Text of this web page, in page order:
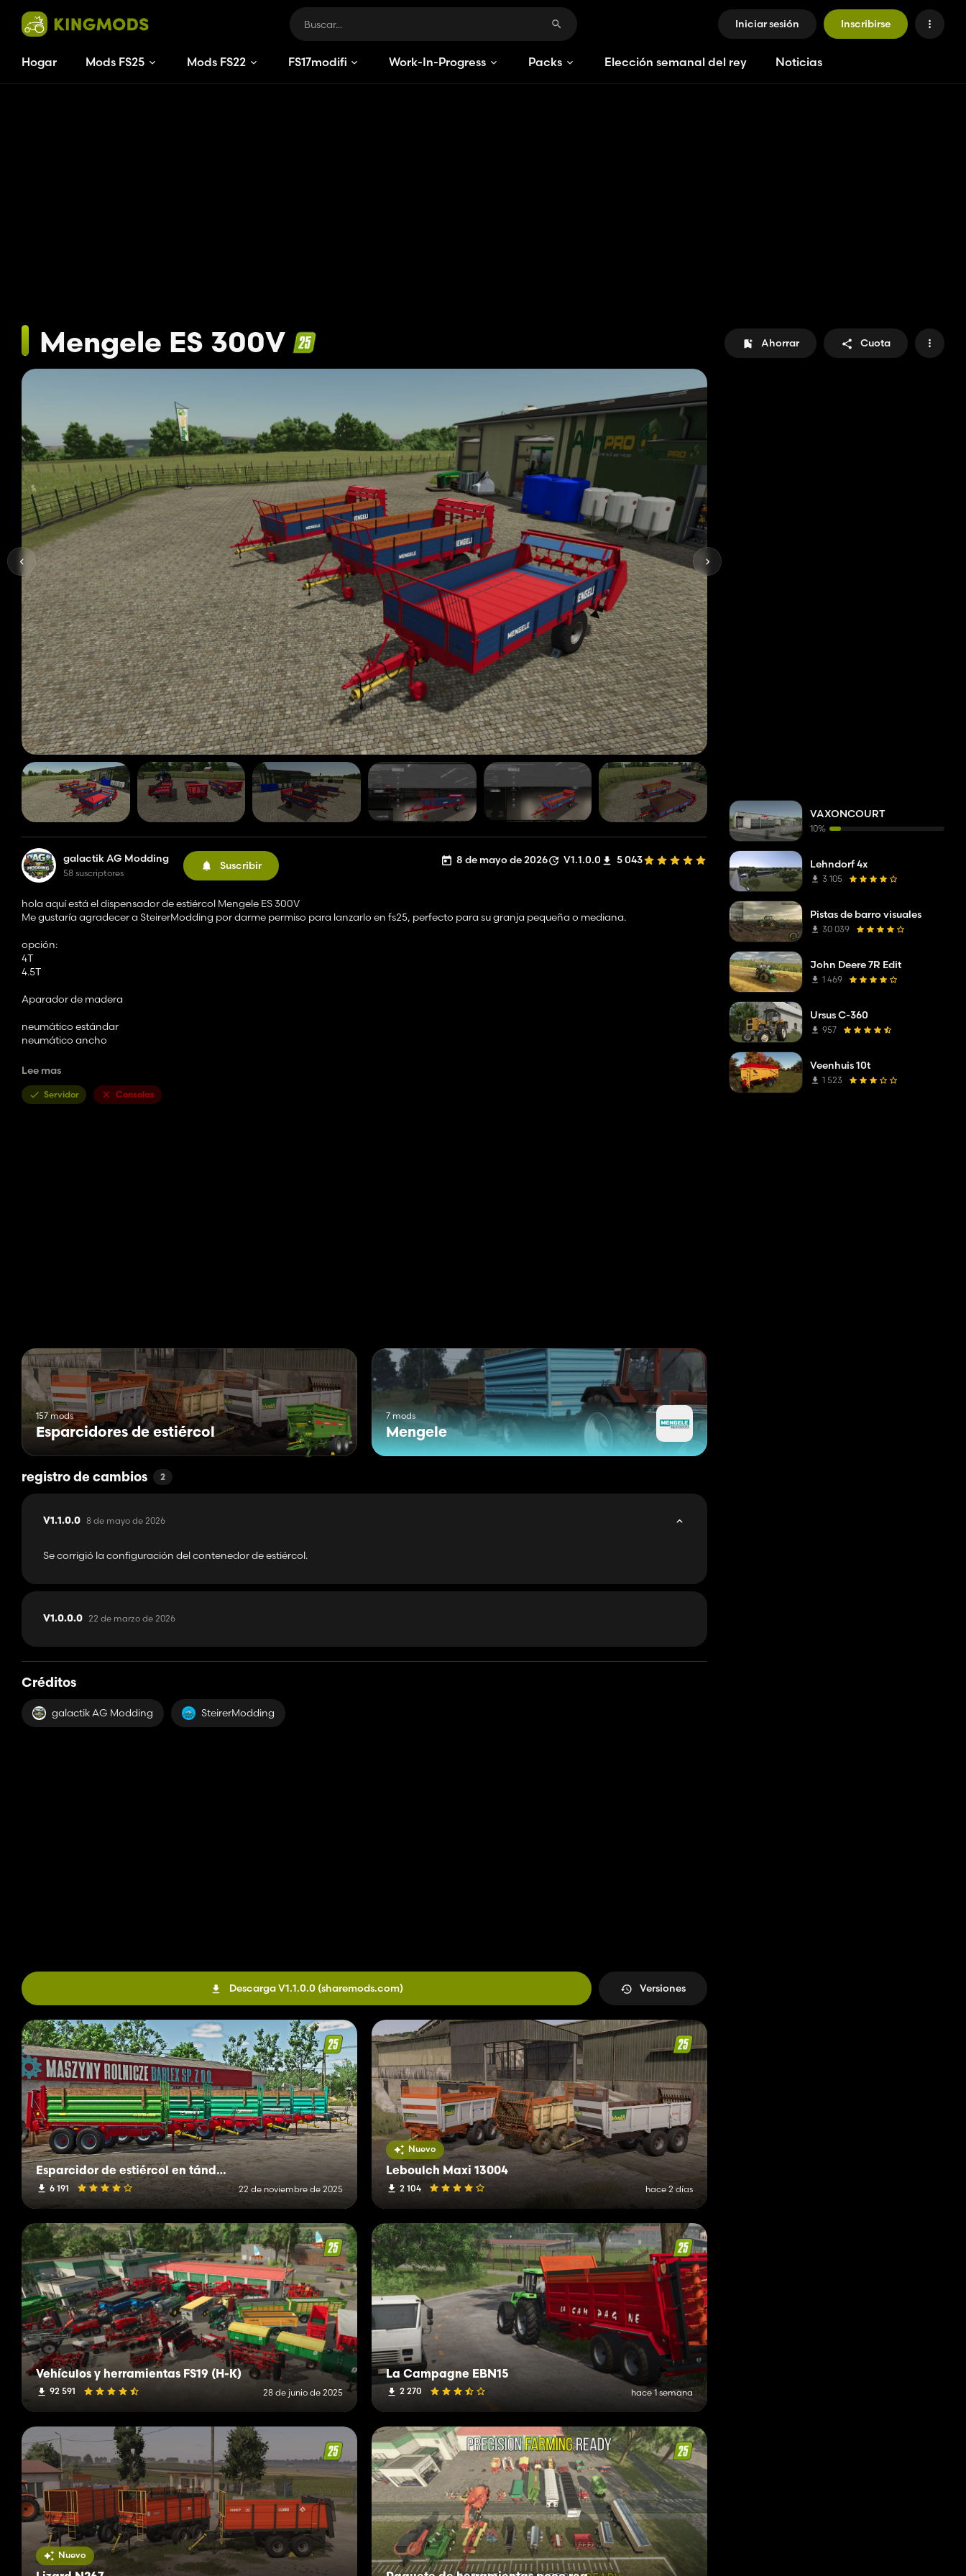
Iniciar sesión Inscribirse
Hogar Mods FS25 Mods FS22 FS17modificacionesWork-In-Progress Packs Elección semanal del rey Noticias
Mengele ES 300V Ahorrar Cuota
galactik AG Modding
58 suscriptores
Suscribir 8 de mayo de 2026 V1.1.0.0 5 043
hola aquí está el dispensador de estiércol Mengele ES 300V
Me gustaría agradecer a SteirerModding por darme permiso para lanzarlo en fs25, perfecto para su granja pequeña o mediana.
opción:
4T
4.5T
Aparador de madera
neumático estándar
neumático ancho
relleno:
abono
Lee mas
Servidor Consolas
157 mods
Esparcidores de estiércol
7 mods
Mengele
registro de cambios 2
V1.1.0.0 8 de mayo de 2026
Se corrigió la configuración del contenedor de estiércol.
V1.0.0.0 22 de marzo de 2026
Créditos
galactik AG Modding SteirerModding
Descarga V1.1.0.0 (sharemods.com) Versiones
Esparcidor de estiércol en tándem 8T
6 191 22 de noviembre de 2025
Nuevo
Leboulch Maxi 13004
2 104 hace 2 días
Vehículos y herramientas FS19 (H-K)
92 591 28 de junio de 2025
La Campagne EBN15
2 270 hace 1 semana
Nuevo
VAXONCOURT
10%
Lehndorf 4x
3 105
Pistas de barro visuales
30 039
John Deere 7R Edit
1 469
Ursus C-360
957
Veenhuis 10t
1 523